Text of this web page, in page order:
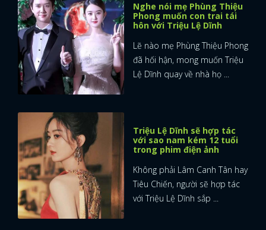
Nghe nói mẹ Phùng Thiệu
Phong muốn con trai tái
hôn với Triệu Lệ Dĩnh
Lẽ nào mẹ Phùng Thiệu Phong
đã hối hận, mong muốn Triệu
Lệ Dĩnh quay về nhà họ ...
Triệu Lệ Dĩnh sẽ hợp tác
với sao nam kém 12 tuổi
trong phim điện ảnh
Không phải Lâm Canh Tân hay
Tiêu Chiến, người sẽ hợp tác
với Triệu Lệ Dĩnh sắp ...